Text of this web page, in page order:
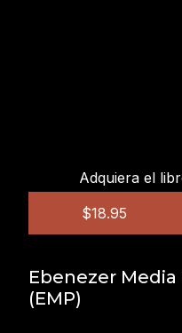
Adquiera el
$18.95
Ebenezer
(EMP)